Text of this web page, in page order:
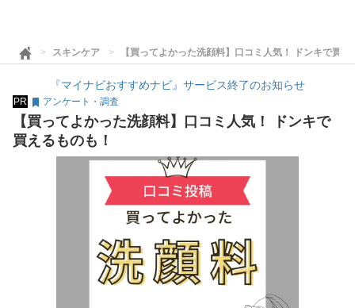
スキンケア 【買ってよかった洗顔料】口コミ人気！ ドンキで買え
『マイナビおすすめナビ』サービス終了のお知らせ
PR アンケート・調査
【買ってよかった洗顔料】口コミ人気！ ドンキで
買えるものも！